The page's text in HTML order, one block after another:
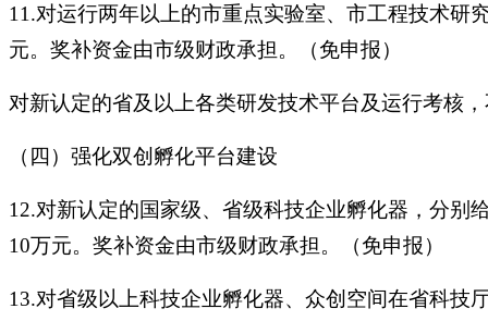
11.对运行两年以上的市重点实验室、市工程技术研
元。奖补资金由市级财政承担。（免申报）
对新认定的省及以上各类研发技术平台及运行考核
（四）强化双创孵化平台建设
12.对新认定的国家级、省级科技企业孵化器，分别
10万元。奖补资金由市级财政承担。（免申报）
13.对省级以上科技企业孵化器、众创空间在省科技